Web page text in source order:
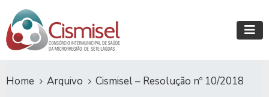
Home Arquivo Cismisel – Resolução nº 10/2018